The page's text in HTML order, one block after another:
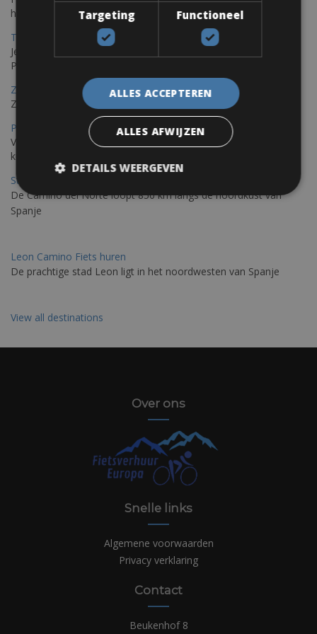
houdt van de Mediterrane zon.
Trieste-Pula Fietsverhuur
Je kunt een fiets huren met levering in Triëst en de fiets later in
Pula of elders in Istrië achterlaten.
Zadar Fietsverhuur
Zadar, een verborgen parel die je op de fiets kunt ontdekken
Porto – Santiago De Compostela Fietsverhuur
Voor fietsen raden wij aan om de Portugese Camino langs de
kust te rijden; De weg van St. James Galiza
St Jacobs Route Fietsverhuur
De Camino del Norte loopt 850 km langs de noordkust van
Spanje
Leon Camino Fiets huren
De prachtige stad Leon ligt in het noordwesten van Spanje
View all destinations
Over ons
Snelle links
Algemene voorwaarden
Privacy verklaring
Contact
Beukenhof 8
Targeting Functioneel
ALLES ACCEPTEREN
ALLES AFWIJZEN
DETAILS WEERGEVEN